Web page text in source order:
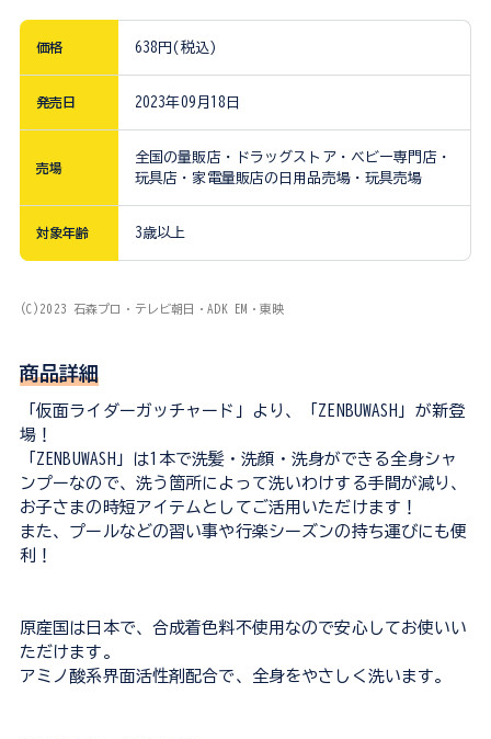
価格 638円(税込)
発売日 2023年09月18日
売場
全国の量販店・ドラッグストア・ベビー専門店・
玩具店・家電量販店の日用品売場・玩具売場
対象年齢 3歳以上
(C)2023 石森プロ・テレビ朝日・ADK EM・東映
商品詳細
「仮面ライダーガッチャード」より、「ZENBUWASH」が新登
場！
「ZENBUWASH」は1本で洗髪・洗顔・洗身ができる全身シャ
ンプーなので、洗う箇所によって洗いわけする手間が減り、
お子さまの時短アイテムとしてご活用いただけます！
また、プールなどの習い事や行楽シーズンの持ち運びにも便
利！
原産国は日本で、合成着色料不使用なので安心してお使いい
ただけます。
アミノ酸系界面活性剤配合で、全身をやさしく洗います。